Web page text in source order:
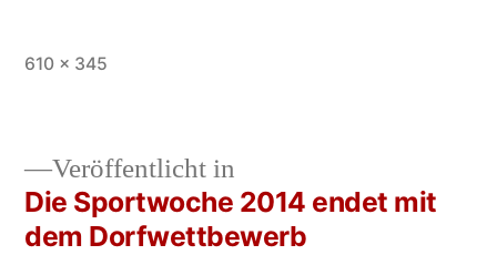
Vollständige
610 × 345
Beitrags-
Veröffentlicht in
Die Sportwoche 2014 endet mit
dem Dorfwettbewerb